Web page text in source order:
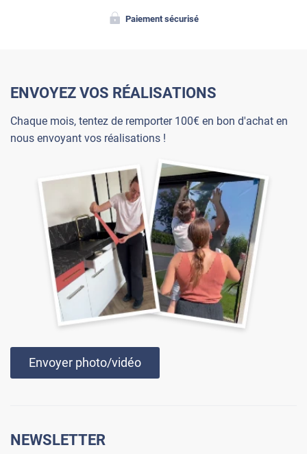
Paiement sécurisé
ENVOYEZ VOS RÉALISATIONS
Chaque mois, tentez de remporter 100€ en bon d'achat en
nous envoyant vos réalisations !
Envoyer photo/vidéo
NEWSLETTER